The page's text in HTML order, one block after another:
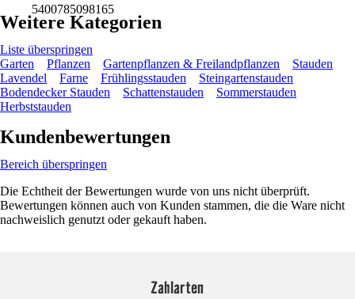
5400785098165
Weitere Kategorien
Liste überspringen
Garten
Pflanzen Gartenpflanzen & Freilandpflanzen
Stauden
Lavendel
Farne Frühlingsstauden
Steingartenstauden
Bodendecker Stauden
Schattenstauden
Sommerstauden
Herbststauden
Kundenbewertungen
Bereich überspringen
Die Echtheit der Bewertungen wurde von uns nicht überprüft.
Bewertungen können auch von Kunden stammen, die die Ware nicht
nachweislich genutzt oder gekauft haben.
Zahlarten